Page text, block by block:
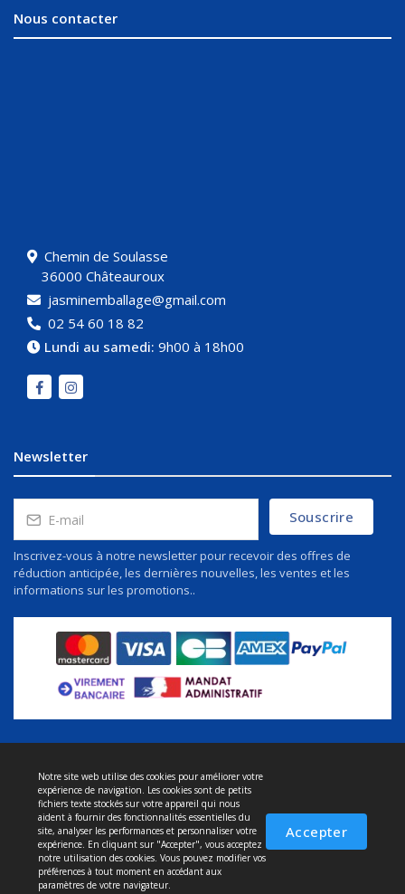
Nous contacter
Chemin de Soulasse
36000 Châteauroux
jasminemballage@gmail.com
02 54 60 18 82
Lundi au samedi: 9h00 à 18h00
Newsletter
Souscrire
Inscrivez-vous à notre newsletter pour recevoir des offres de
réduction anticipée, les dernières nouvelles, les ventes et les
informations sur les promotions..
À propos de nous
Politique de confidentialité
Conditions et service
Politique de retour
Livraison
Notre site web utilise des cookies pour améliorer votre
expérience de navigation. Les cookies sont de petits
fichiers texte stockés sur votre appareil qui nous
aident à fournir des fonctionnalités essentielles du
site, analyser les performances et personnaliser votre
expérience. En cliquant sur "Accepter", vous acceptez
notre utilisation des cookies. Vous pouvez modifier vos
préférences à tout moment en accédant aux
paramètres de votre navigateur.
Accepter